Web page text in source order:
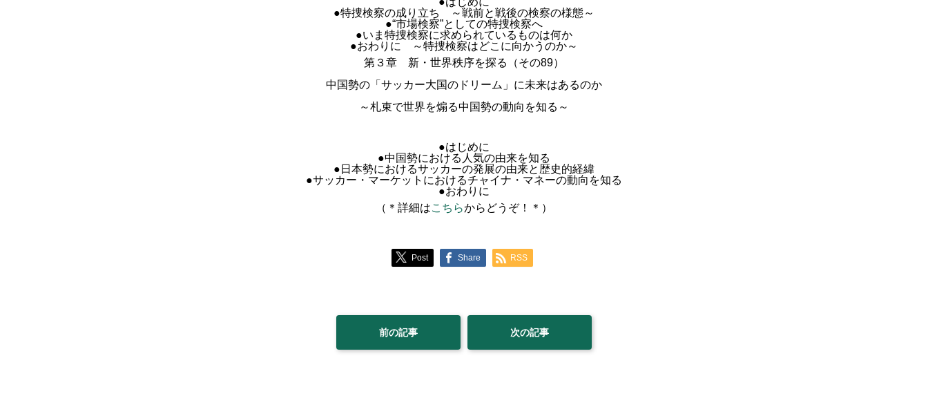
●特捜検察の成り立ち ～戦前と戦後の検察の様態～
●“市場検察”としての特捜検察へ
●いま特捜検察に求められているものは何か
●おわりに ～特捜検察はどこに向かうのか～
第３章 新・世界秩序を探る（その89）
中国勢の「サッカー大国のドリーム」に未来はあるのか
～札束で世界を煽る中国勢の動向を知る～
●はじめに
●中国勢における人気の由来を知る
●日本勢におけるサッカーの発展の由来と歴史的経緯
●サッカー・マーケットにおけるチャイナ・マネーの動向を知る
●おわりに
（＊詳細はこちらからどうぞ！＊）
Post Share RSS
前の記事 次の記事